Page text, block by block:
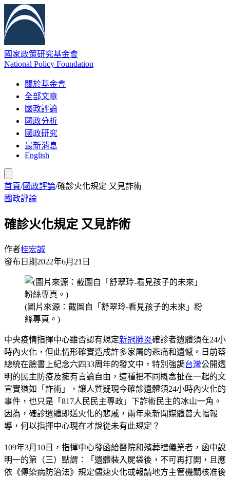
國家政策研究基金會
National Policy Foundation
關於基金會
全部文章
國政評論
國政分析
國政研究
最新消息
English
首頁/國政評論/確診火化規定 又見詐術
國政評論
確診火化規定 又見詐術
作者桂宏誠
發布日期2022年6月21日
(圖片來源：截圖自「舒翠玲-看見孩子的未來」粉
絲專頁。)
中央疫情指揮中心雖否認有規定新冠肺炎確診者遺體須在24小
時內火化，但此情形確實造成許多家屬的悲痛和遺憾。日前蔡
總統在臉書上紀念六四33周年的發文中，特別強調台灣公開透
明的民主防疫及擁有言論自由，這種把不同概念扯在一起的文
宣實猶如「詐術」，讓人質疑現今確診遺體須24小時內火化的
事件，也只是「817人民民主專政」下詐術民主的冰山一角。
因為，確診遺體即送火化的悲戚，兩年來新聞媒體曾大幅報
導，何以指揮中心現在才說從未有此規定？
109年3月10日，指揮中心發函給醫院和殯葬禮儀業者，函中說
明一的第（三）點謂：「遺體裝入屍袋後，不可再打開，且應
依《傳染病防治法》規定儘速火化或報請地方主管機關核准後